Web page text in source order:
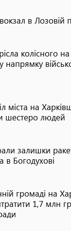
в Лозовій
колісного
напрямку
міста на
шестеро людей
залишки
в Богодухові
громаді на
1,7 млн